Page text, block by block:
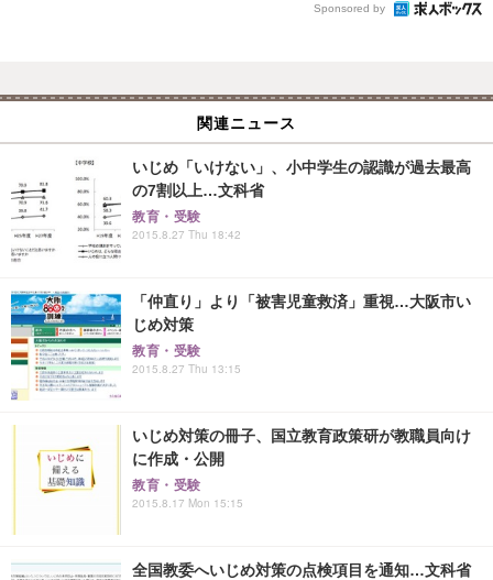
Sponsored by
関連ニュース
いじめ「いけない」、小中学生の認識が過去最高
の7割以上…文科省
教育・受験
2015.8.27 Thu 18:42
「仲直り」より「被害児童救済」重視…大阪市い
じめ対策
教育・受験
2015.8.27 Thu 13:15
いじめ対策の冊子、国立教育政策研が教職員向け
に作成・公開
教育・受験
2015.8.17 Mon 15:15
全国教委へいじめ対策の点検項目を通知…文科省